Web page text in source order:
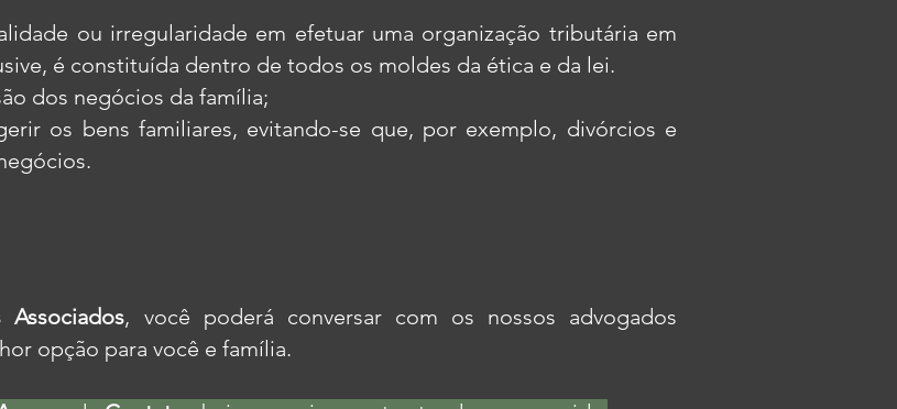
ou irregularidade em efetuar uma organização tributária em
é constituída dentro de todos os moldes da ética e da lei.
dos negócios da família;
os bens familiares, evitando-se que, por exemplo, divórcios e
, você poderá conversar com os nossos advogados
opção para você e família.